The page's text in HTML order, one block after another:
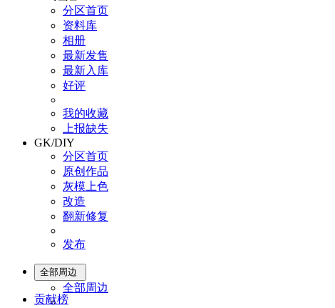
分区首页
资料库
相册
最新发售
最新入库
好评
我的收藏
上报缺失
GK/DIY
分区首页
原创作品
灰模上色
改造
翻新修复
发布
全部周边
全部周边
贡献榜